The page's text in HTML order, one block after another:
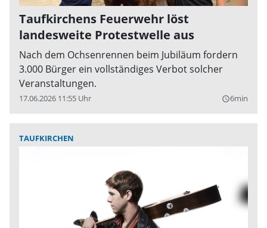
Taufkirchens Feuerwehr löst
landesweite Protestwelle aus
Nach dem Ochsenrennen beim Jubiläum fordern
3.000 Bürger ein vollständiges Verbot solcher
Veranstaltungen.
17.06.2026 11:55 Uhr query_builder6min
TAUFKIRCHEN